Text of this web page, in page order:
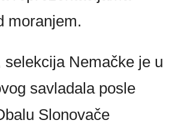
moranjem.
selekcija Nemačke je u
savladala posle
Slonovače